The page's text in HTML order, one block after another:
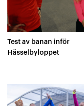
Test av banan inför
Hässelbyloppet